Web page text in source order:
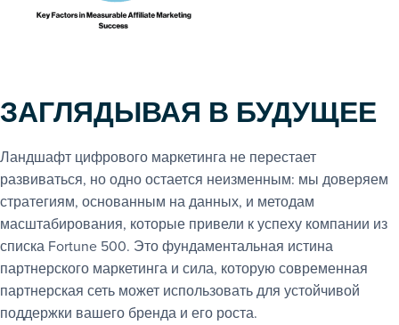
ЗАГЛЯДЫВАЯ В БУДУЩЕЕ
Ландшафт цифрового маркетинга не перестает
развиваться, но одно остается неизменным: мы доверяем
стратегиям, основанным на данных, и методам
масштабирования, которые привели к успеху компании из
списка Fortune 500. Это фундаментальная истина
партнерского маркетинга и сила, которую современная
партнерская сеть может использовать для устойчивой
поддержки вашего бренда и его роста.